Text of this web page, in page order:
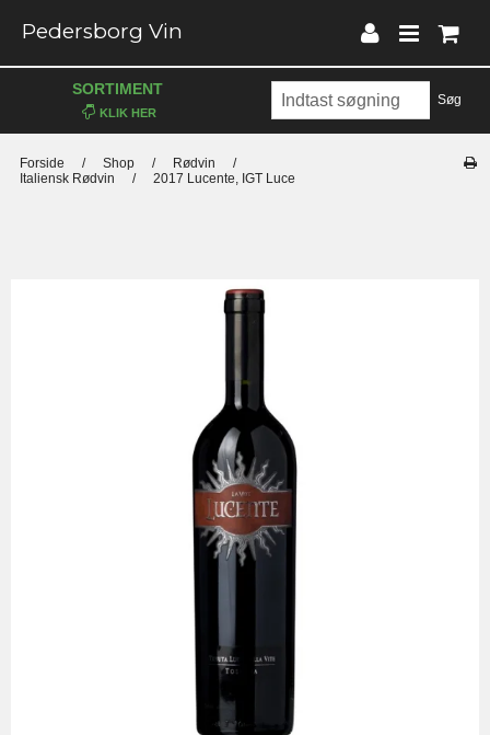
Pedersborg Vin
Søg
SORTIMENT
Forside / Shop / Rødvin
/
Italiensk Rødvin
/ 2017 Lucente, IGT Luce